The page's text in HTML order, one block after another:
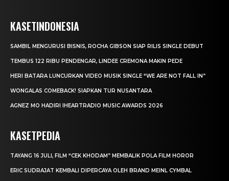
KASETINDONESIA
SAMBIL MENGURUSI BISNIS, ROCHA GIBSON SIAP RILIS SINGLE DEBUT
TEMBUS 122 RIBU PENDENGAR, LINDEE CREMONA MAKIN PEDE
HERI BATARA LUNCURKAN VIDEO MUSIK SINGLE “WE ARE NOT FALL IN”
WONGALAS COMEBACK! SIAPKAN TUR NUSANTARA
AGNEZ MO HADIRI IHEARTRADIO MUSIC AWARDS 2026
KASETPEDIA
TAYANG 16 JULI, FILM “CEK KHODAM” MEMBALIK POLA FILM HOROR
ERIC SUDRAJAT KEMBALI DIPERCAYA OLEH BRAND MEINL CYMBAL